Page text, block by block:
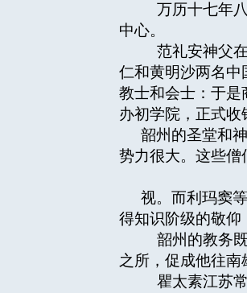
万历十七年八
中心。
范礼安神父在
仁和黄明沙两名中
教士和会士：于是
办初学院，正式收
韶州的圣堂和
势力很大。这些僧
视。而利玛窦
得知识阶级的敬仰
韶州的教务既
之所，促成他往南
瞿太素江苏常